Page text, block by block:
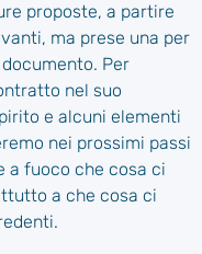
proposte, a partire
ma prese una per
Per
nel suo
e alcuni elementi
nei prossimi passi
a fuoco che cosa ci
a che cosa ci